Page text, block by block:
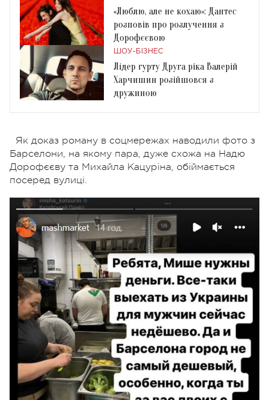
«Люблю, але не кохаю»: Дантес
розповів про розлучення з
Дорофєєвою
ШОУ-БІЗНЕС
Лідер гурту Друга ріка Валерій
Харчишин розійшовся з
дружиною
Як доказ роману в соцмережах наводили фото з
Барселони, на якому пара, дуже схожа на Надю
Дорофєєву та Михайла Кацуріна, обіймається
посеред вулиці.